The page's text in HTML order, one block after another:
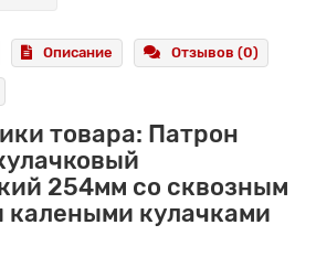
Описание Отзывов (0)
товара: Патрон
254мм со сквозным
калеными кулачками